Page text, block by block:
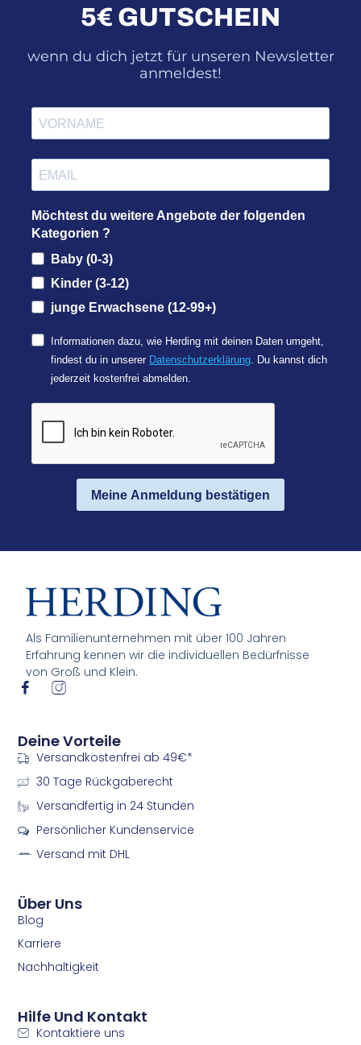
5€ GUTSCHEIN
wenn du dich jetzt für unseren Newsletter
anmeldest!
Möchtest du weitere Angebote der folgenden
Kategorien ?
Baby (0-3)
Kinder (3-12)
junge Erwachsene (12-99+)
Informationen dazu, wie Herding mit deinen Daten umgeht,
findest du in unserer Datenschutzerklärung. Du kannst dich
jederzeit kostenfrei abmelden.
Meine Anmeldung bestätigen
Als Familienunternehmen mit über 100 Jahren
Erfahrung kennen wir die individuellen Bedürfnisse
von Groß und Klein.
I
-
f
a
c
e
b
o
k
I
-
i
n
s
t
g
a
Über Uns
Blog
Karriere
Nachhaltigkeit
Deine Vorteile
Versandkostenfrei ab 49€*
30 Tage Rückgaberecht
Versandfertig in 24 Stunden
Persönlicher Kundenservice
Versand mit DHL
Hilfe Und Kontakt
Kontaktiere uns